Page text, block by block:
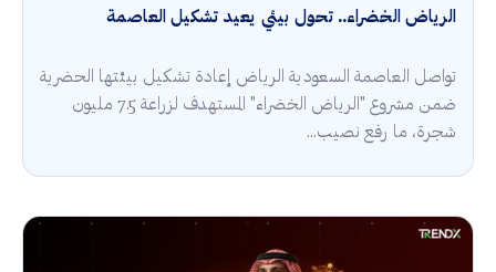
الرياض الخضراء.. تحول بيئي يعيد تشكيل العاصمة
تواصل العاصمة السعودية الرياض إعادة تشكيل بيئتها الحضرية
ضمن مشروع "الرياض الخضراء" المستهدف لزراعة 7.5 مليون
شجرة، ما رفع نصيب...